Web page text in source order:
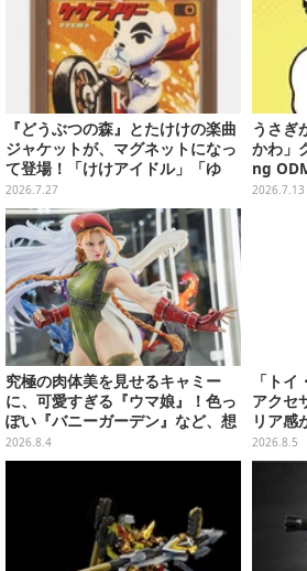
『どうぶつの森』とたけけの楽曲
ジャケットが、マグネットになっ
て登場！「けけアイドル」「ゆ
け！けけライダー」など全10種
2026.7.27
うさぎ
かわ」
ng
ェイス
2026.7.13
究極の肉体美を見せるキャミー
に、可愛すぎる『ウマ娘』！色っ
ぽい『バニーガーデン』など、想
像を超えていく国産ゲームキャラ
フィギュアたち【WF2026夏】
2026.8.4
「ト
アクセ
リア感
や、ジ
ップ
2026.8.5